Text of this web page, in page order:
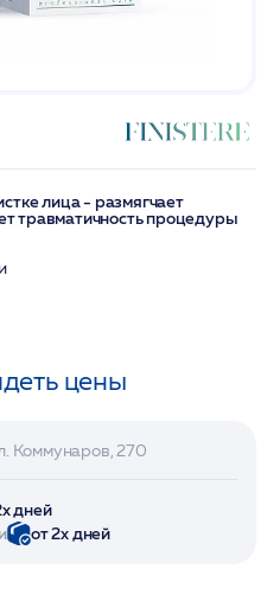
лица - размягчает
травматичность процедуры
цены
Коммунаров, 270
дней
от 2х дней